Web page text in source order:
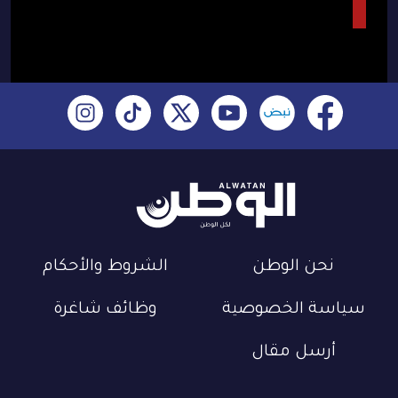
نحن الوطن الشروط والأحكام
سياسة الخصوصية وظائف شاغرة
أرسل مقال